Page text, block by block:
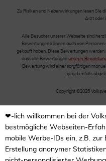
Zu Risiken und Nebenwirkungen lesen Sie
Arzt oder
Alle Besucher unserer Webseite sind
Bewertungen können auch von
gekauft haben. Diese Bewertungen werden
dass alle Bewertungen unserer
Bewertung wird einer sorgfältigen
gegebenfalls
Copyright ©2026
❤-lich willkommen bei der
bestmögliche Webseiten-
mobile Werbe-IDs ein, z.B.
Erstellung anonymer